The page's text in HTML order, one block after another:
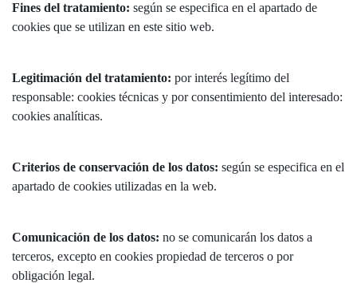
Fines del tratamiento: según se especifica en el apartado de
cookies que se utilizan en este sitio web.
Legitimación del tratamiento: por interés legítimo del
responsable: cookies técnicas y por consentimiento del interesado:
cookies analíticas.
Criterios de conservación de los datos: según se especifica en el
apartado de cookies utilizadas en la web.
Comunicación de los datos: no se comunicarán los datos a
terceros, excepto en cookies propiedad de terceros o por
obligación legal.